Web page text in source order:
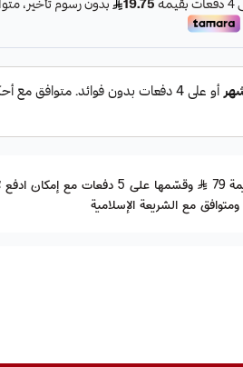
79
وقسّمها على 5 دفعات مع إمكان
مع الشريعة الإسلامية